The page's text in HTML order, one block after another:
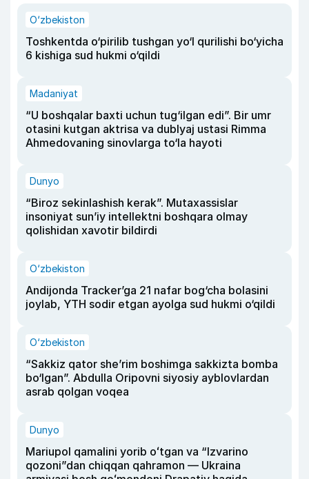
O‘zbekiston
Toshkentda o‘pirilib tushgan yo‘l qurilishi bo‘yicha
6 kishiga sud hukmi o‘qildi
Madaniyat
“U boshqalar baxti uchun tug‘ilgan edi”. Bir umr
otasini kutgan aktrisa va dublyaj ustasi Rimma
Ahmedovaning sinovlarga to‘la hayoti
Dunyo
“Biroz sekinlashish kerak”. Mutaxassislar
insoniyat sun’iy intellektni boshqara olmay
qolishidan xavotir bildirdi
O‘zbekiston
Andijonda Tracker’ga 21 nafar bog‘cha bolasini
joylab, YTH sodir etgan ayolga sud hukmi o‘qildi
O‘zbekiston
“Sakkiz qator she’rim boshimga sakkizta bomba
bo‘lgan”. Abdulla Oripovni siyosiy ayblovlardan
asrab qolgan voqea
Dunyo
Mariupol qamalini yorib oʻtgan va “Izvarino
qozoni”dan chiqqan qahramon — Ukraina